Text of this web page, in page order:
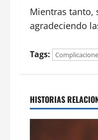
Mientras tanto,
agradeciendo
Tags:
HISTORIAS